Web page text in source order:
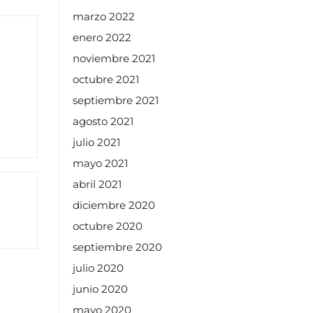
marzo 2022
enero 2022
noviembre 2021
octubre 2021
septiembre 2021
agosto 2021
julio 2021
mayo 2021
abril 2021
diciembre 2020
octubre 2020
septiembre 2020
julio 2020
junio 2020
mayo 2020